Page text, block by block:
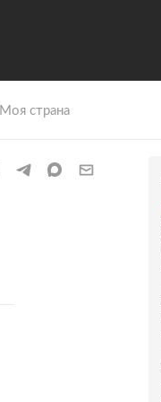
Моя страна